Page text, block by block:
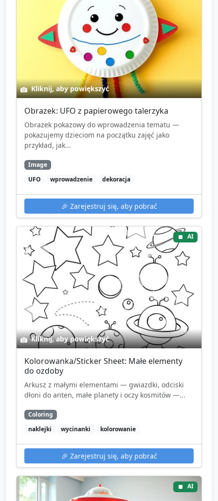
przypomnienie, że instrumenty mogą zabrać do
domu (jeśli to przewidziane).
Kliknij, aby powiększyć
Obrazek: UFO z papierowego talerzyka
Obrazek pokazowy do wprowadzenia tematu —
pokazujemy dzieciom na początku zajęć jako
przykład, jak...
Image
UFO
wprowadzenie dekoracja
🎉 Zarejestruj się, aby pobrać
AI
Kliknij, aby powiększyć
Kolorowanka/Sticker Sheet: Małe elementy
do ozdoby
Arkusz z małymi elementami — gwiazdki, odciski
dłoni do anten, małe planety i oczy kosmitów —...
Coloring
naklejki
wycinanki kolorowanie
🎉 Zarejestruj się, aby pobrać
AI